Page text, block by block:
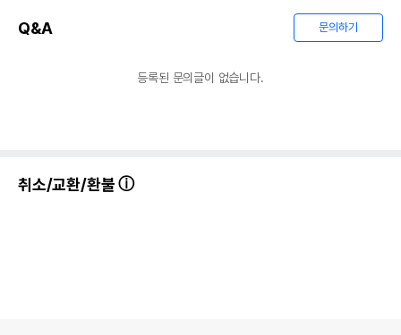
Q&A 문의하기
등록된 문의글이 없습니다.
취소/교환/환불